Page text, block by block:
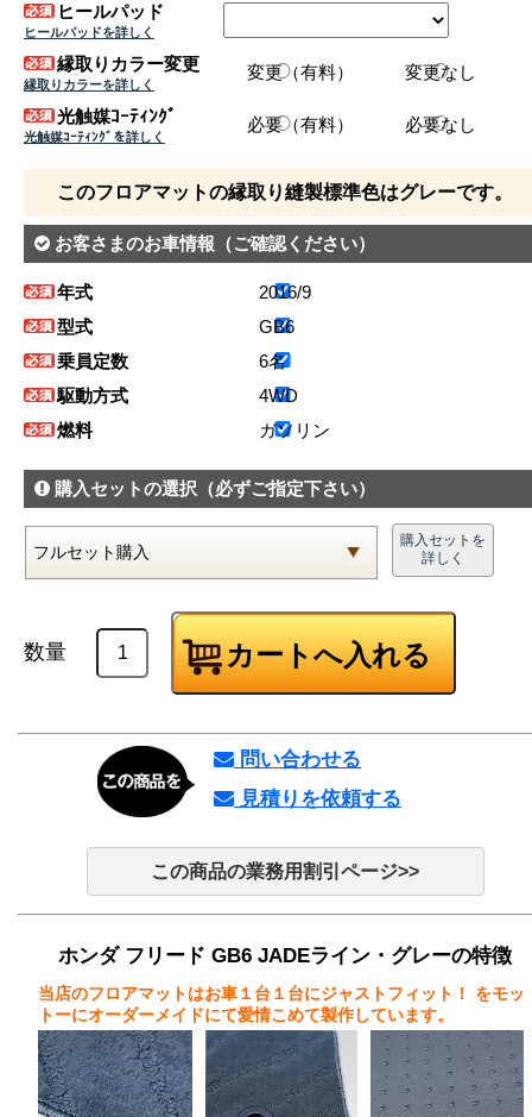
ヒールパッド
ヒールパッドを詳しく
縁取りカラー変更
縁取りカラーを詳しく
変更（有料） 変更なし
光触媒ｺｰﾃｨﾝｸﾞ
光触媒ｺｰﾃｨﾝｸﾞを詳しく
必要（有料） 必要なし
このフロアマットの縁取り縫製標準色はグレーです。
お客さまのお車情報 （ご確認ください）
年式
2016/9
型式
GB6
乗員定数
6名
駆動方式
4WD
燃料
ガソリン
購入セットの選択 （必ずご指定下さい）
購入セットを
詳しく
数量
問い合わせる
見積りを依頼する
この商品の業務用割引ページ>>
ホンダ フリード GB6 JADEライン・グレーの特徴
当店のフロアマットはお車１台１台にジャストフィット！
をモッ
トーにオーダーメイドにて愛情こめて製作しています。